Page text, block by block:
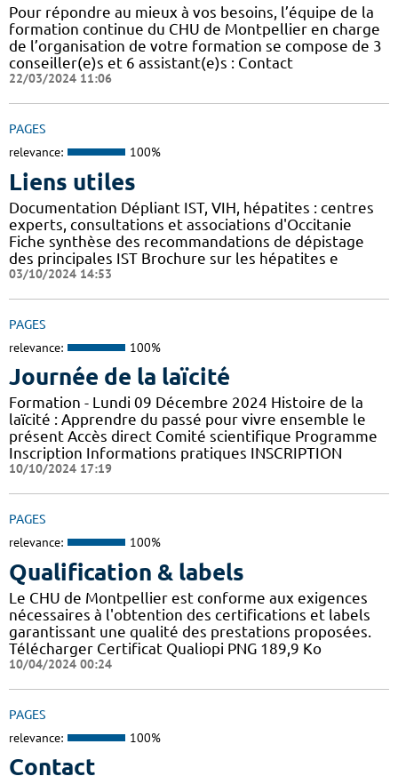
Pour répondre au mieux à vos besoins, l’équipe de la
formation continue du CHU de Montpellier en charge
de l’organisation de votre formation se compose de 3
conseiller(e)s et 6 assistant(e)s : Contact
22/03/2024 11:06
PAGES
relevance: 100%
Liens utiles
Documentation Dépliant IST, VIH, hépatites : centres
experts, consultations et associations d'Occitanie
Fiche synthèse des recommandations de dépistage
des principales IST Brochure sur les hépatites e
03/10/2024 14:53
PAGES
relevance: 100%
Journée de la laïcité
Formation - Lundi 09 Décembre 2024 Histoire de la
laïcité : Apprendre du passé pour vivre ensemble le
présent Accès direct Comité scientifique Programme
Inscription Informations pratiques ​INSCRIPTION
10/10/2024 17:19
PAGES
relevance: 100%
Qualification & labels
Le CHU de Montpellier est conforme aux exigences
nécessaires à l'obtention des certifications et labels
garantissant une qualité des prestations proposées.
Télécharger Certificat Qualiopi PNG 189,9 Ko
10/04/2024 00:24
PAGES
relevance: 100%
Contact